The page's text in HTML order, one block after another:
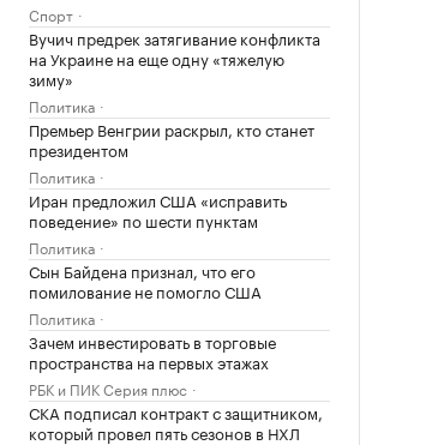
Спорт
Вучич предрек затягивание конфликта
на Украине на еще одну «тяжелую
зиму»
Политика
Премьер Венгрии раскрыл, кто станет
президентом
Политика
Иран предложил США «исправить
поведение» по шести пунктам
Политика
Сын Байдена признал, что его
помилование не помогло США
Политика
Зачем инвестировать в торговые
пространства на первых этажах
РБК и ПИК Серия плюс
СКА подписал контракт с защитником,
который провел пять сезонов в НХЛ